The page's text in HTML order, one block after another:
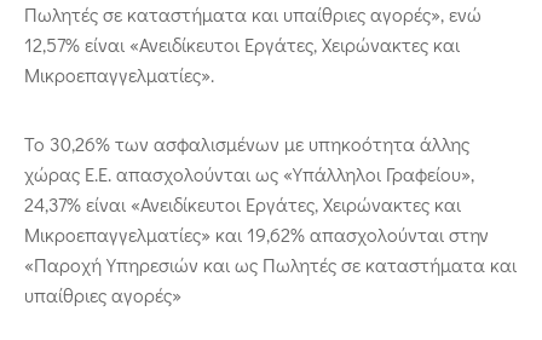
Πωλητές σε καταστήματα και υπαίθριες αγορές», ενώ
12,57% είναι «Ανειδίκευτοι Εργάτες, Χειρώνακτες και
Μικροεπαγγελματίες».
Το 30,26% των ασφαλισμένων με υπηκοότητα άλλης
χώρας Ε.Ε. απασχολούνται ως «Υπάλληλοι Γραφείου»,
24,37% είναι «Ανειδίκευτοι Εργάτες, Χειρώνακτες και
Μικροεπαγγελματίες» και 19,62% απασχολούνται στην
«Παροχή Υπηρεσιών και ως Πωλητές σε καταστήματα και
υπαίθριες αγορές»